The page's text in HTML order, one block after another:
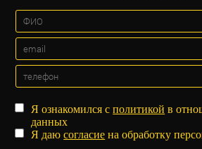
Я ознакомился сполитикой в
данных
Я даюсогласие на обработку